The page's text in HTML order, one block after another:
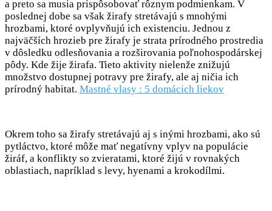
a preto sa musia prispôsobovať rôznym podmienkam. V
poslednej dobe sa však žirafy stretávajú s mnohými
hrozbami, ktoré ovplyvňujú ich existenciu. Jednou z
najväčších hrozieb pre žirafy je strata prírodného prostredia
v dôsledku odlesňovania a rozširovania poľnohospodárskej
pôdy. Kde žije žirafa. Tieto aktivity nielenže znižujú
množstvo dostupnej potravy pre žirafy, ale aj ničia ich
prírodný habitat. Mastné vlasy : 5 domácich liekov
Okrem toho sa žirafy stretávajú aj s inými hrozbami, ako sú
pytláctvo, ktoré môže mať negatívny vplyv na populácie
žiráf, a konflikty so zvieratami, ktoré žijú v rovnakých
oblastiach, napríklad s levy, hyenami a krokodílmi.